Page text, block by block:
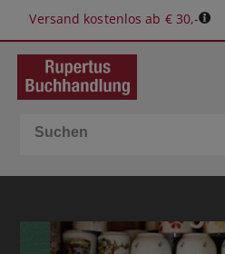
Versand kostenlos ab € 30,-
BÜCHER
SPIELE